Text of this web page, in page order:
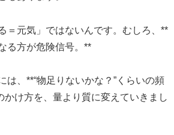
＝元気」ではないんです。むしろ、**
る方が危険信号。**
は、**“物足りないかな？”くらいの頻
かけ方を、量より質に変えていきまし